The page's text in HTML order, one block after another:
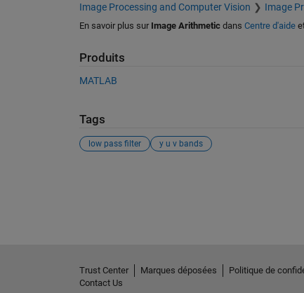
Image Processing and Computer Vision Image
En savoir plus sur Image Arithmeticdans Centre d'aide
Produits
MATLAB
Tags
low pass filter y u v bands
Trust Center Marques déposées Politique de
Contact Us